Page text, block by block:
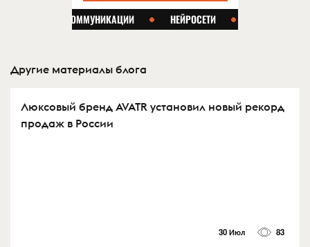
Другие материалы блога
Люксовый бренд AVATR установил новый рекорд
продаж в России
30 Июл 83